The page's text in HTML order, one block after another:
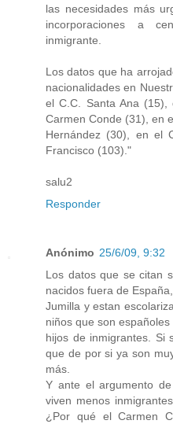
las necesidades más
incorporaciones a
inmigrante.
Los datos que ha
nacionalidades en
el C.C. Santa Ana
Carmen Conde (31), en
Hernández (30), en el
Francisco (103)."
salu2
Responder
Anónimo 25/6/09, 9:32
Los datos que se citan
nacidos fuera de
Jumilla y estan
niños que son
hijos de inmigrantes. Si
que de por si ya son
más.
Y ante el argumento
viven menos
¿Por qué el Carmen